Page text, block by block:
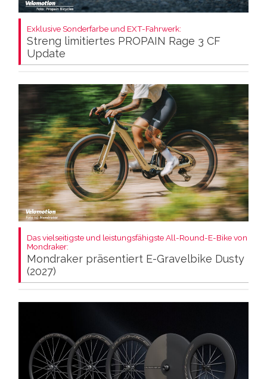
Exklusive Sonderfarbe und EXT-Fahrwerk:
Streng limitiertes PROPAIN Rage 3 CF
Update
Das vielseitigste und leistungsfähigste All-Round-E-Bike von
Mondraker:
Mondraker präsentiert E-Gravelbike Dusty
(2027)